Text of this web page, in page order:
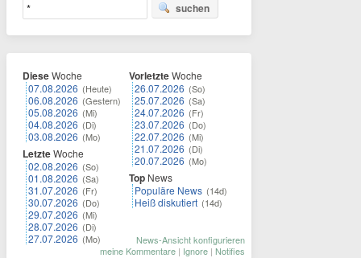
suchen
DieseWoche
07.08.2026 (Heute)
06.08.2026 (Gestern)
05.08.2026 (Mi)
04.08.2026 (Di)
03.08.2026 (Mo)
LetzteWoche
02.08.2026 (So)
01.08.2026 (Sa)
31.07.2026 (Fr)
30.07.2026 (Do)
29.07.2026 (Mi)
28.07.2026 (Di)
27.07.2026 (Mo)
VorletzteWoche
26.07.2026 (So)
25.07.2026 (Sa)
24.07.2026 (Fr)
23.07.2026 (Do)
22.07.2026 (Mi)
21.07.2026 (Di)
20.07.2026 (Mo)
Top News
Populäre News (14d)
Heiß diskutiert (14d)
News-Ansicht konfigurieren
meine Kommentare | Ignore | Notifies